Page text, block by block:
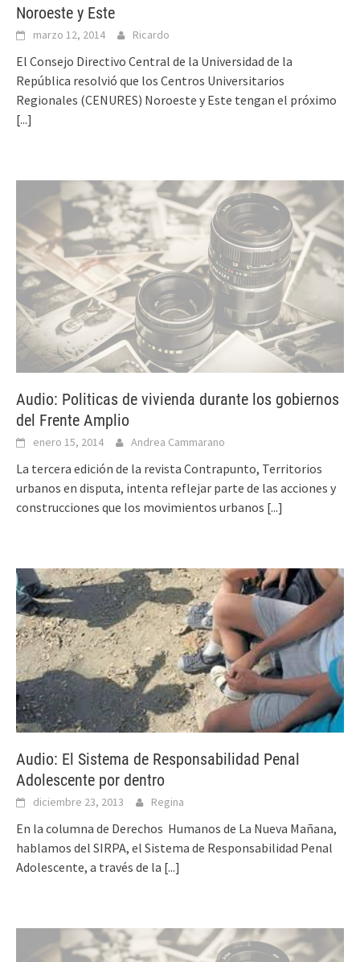
Noroeste y Este
marzo 12, 2014 Ricardo
El Consejo Directivo Central de la Universidad de la
República resolvió que los Centros Universitarios
Regionales (CENURES) Noroeste y Este tengan el próximo
[...]
Audio: Politicas de vivienda durante los gobiernos
del Frente Amplio
enero 15, 2014 Andrea Cammarano
La tercera edición de la revista Contrapunto, Territorios
urbanos en disputa, intenta reflejar parte de las acciones y
construcciones que los movimientos urbanos [...]
Audio: El Sistema de Responsabilidad Penal
Adolescente por dentro
diciembre 23, 2013 Regina
En la columna de Derechos Humanos de La Nueva Mañana,
hablamos del SIRPA, el Sistema de Responsabilidad Penal
Adolescente, a través de la [...]